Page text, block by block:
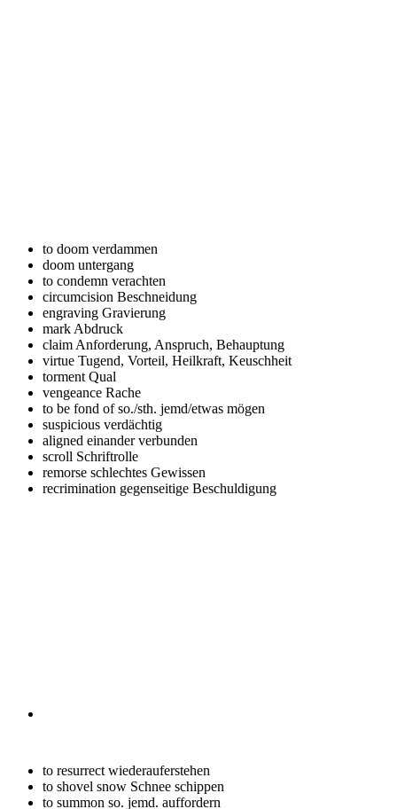
to doom verdammen
doom untergang
to condemn verachten
circumcision Beschneidung
engraving Gravierung
mark Abdruck
claim Anforderung, Anspruch, Behauptung
virtue Tugend, Vorteil, Heilkraft, Keuschheit
torment Qual
vengeance Rache
to be fond of so./sth. jemd/etwas mögen
suspicious verdächtig
aligned einander verbunden
scroll Schriftrolle
remorse schlechtes Gewissen
recrimination gegenseitige Beschuldigung
to resurrect wiederauferstehen
to shovel snow Schnee schippen
to summon so. jemd. auffordern